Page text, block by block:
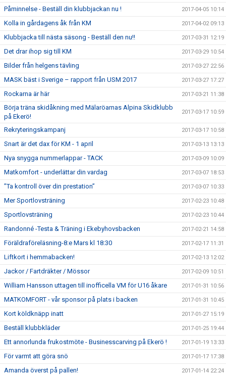
Påminnelse - Beställ din klubbjackan nu ! 2017-04-05 10:14
Kolla in gårdagens åk från KM 2017-04-02 09:13
Klubbjacka till nästa säsong - Beställ den nu!! 2017-03-31 12:19
Det drar ihop sig till KM 2017-03-29 10:54
Bilder från helgens tävling 2017-03-27 22:56
MASK bäst i Sverige – rapport från USM 2017 2017-03-27 17:27
Rockarna är här 2017-03-21 11:38
Börja träna skidåkning med Mälaröarnas Alpina Skidklubb
på Ekerö!
2017-03-17 10:59
Rekryteringskampanj 2017-03-17 10:58
Snart är det dax för KM - 1 april 2017-03-13 13:13
Nya snygga nummerlappar - TACK 2017-03-09 10:09
Matkomfort - underlättar din vardag 2017-03-07 18:53
”Ta kontroll över din prestation” 2017-03-07 10:33
Mer Sportlovsträning 2017-02-23 10:48
Sportlovsträning 2017-02-23 10:44
Randonné -Testa & Träning i Ekebyhovsbacken 2017-02-21 14:58
Föräldraföreläsning-8:e Mars kl 18:30 2017-02-17 11:31
Liftkort i hemmabacken! 2017-02-13 12:02
Jackor / Fartdräkter / Mössor 2017-02-09 10:51
William Hansson uttagen till inofficella VM för U16 åkare 2017-01-31 10:56
MATKOMFORT - vår sponsor på plats i backen 2017-01-31 10:45
Kort köldknäpp inatt 2017-01-27 15:19
Beställ klubbkläder 2017-01-25 19:44
Ett annorlunda frukostmöte - Businesscarving på Ekerö ! 2017-01-19 13:33
För varmt att göra snö 2017-01-17 17:38
Amanda överst på pallen! 2017-01-14 22:24